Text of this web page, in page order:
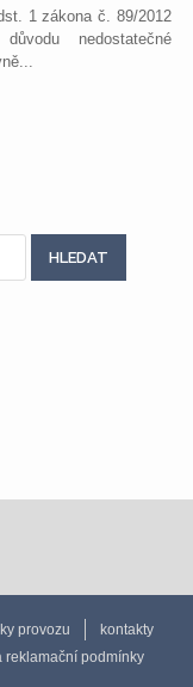
1 zákona č. 89/2012
nedostatečné
provozu
kontakty
reklamační podmínky